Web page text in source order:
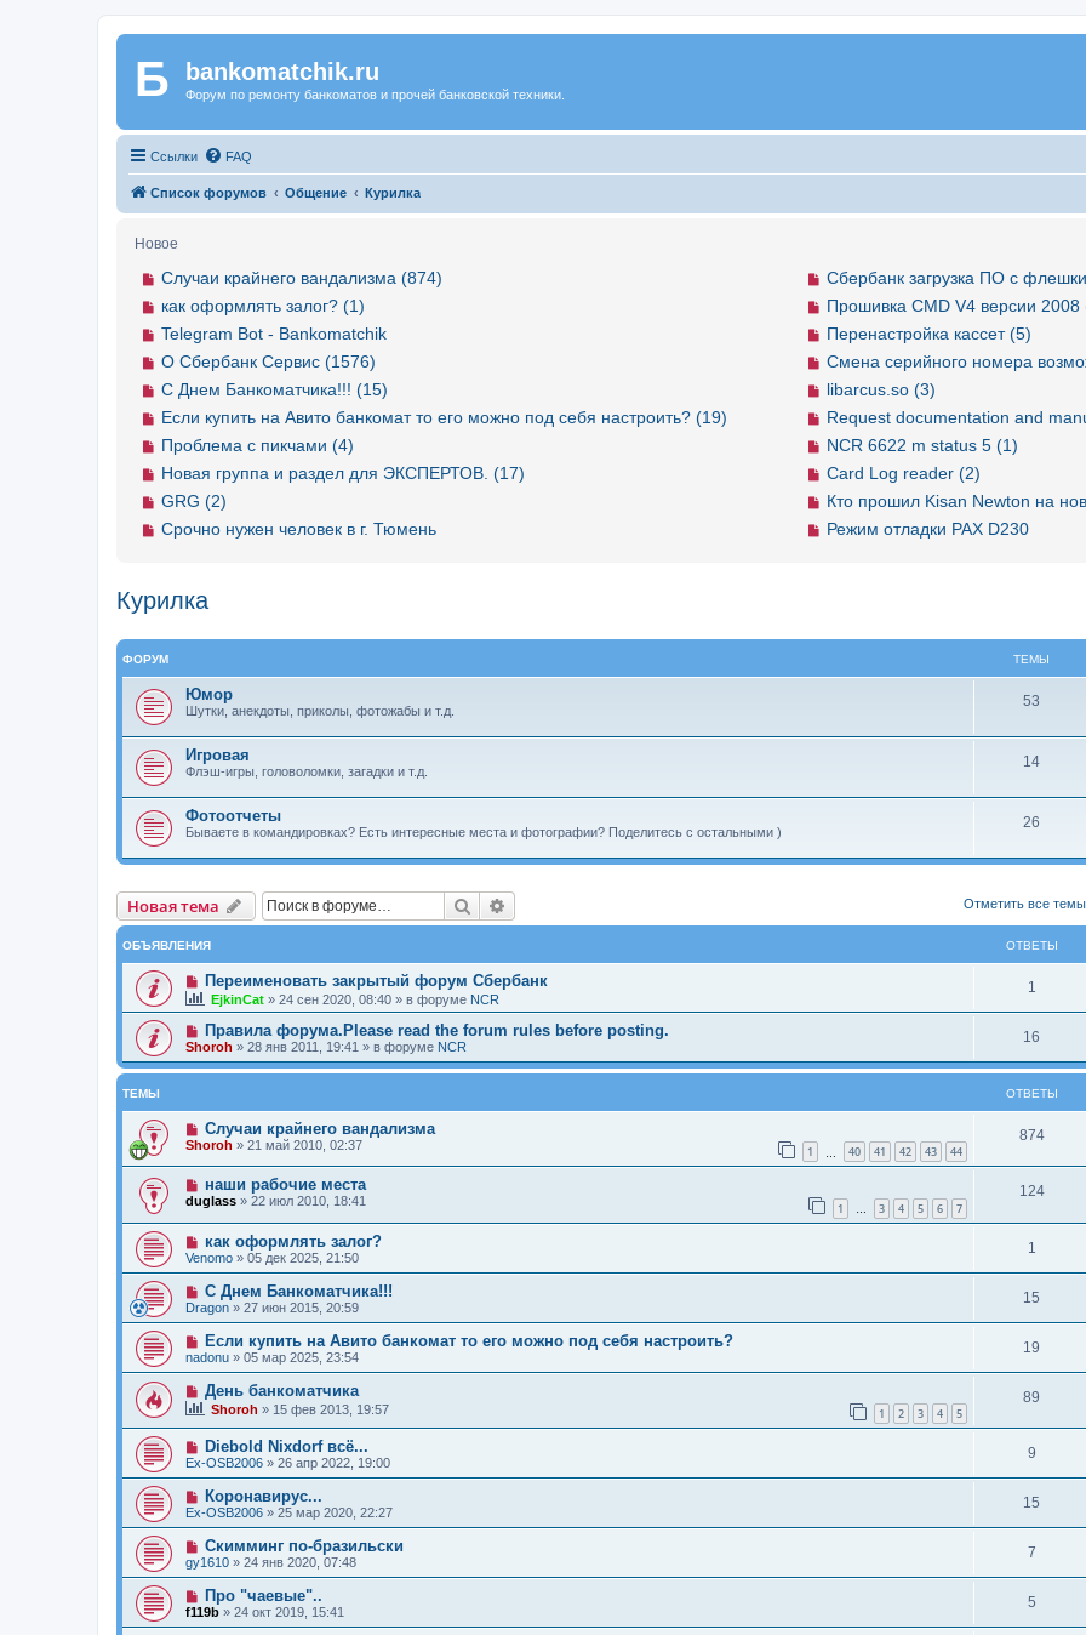
Регистрация
Б bankomatchik.ru
Форум по ремонту банкоматов и прочей банковской техники.
Ссылки FAQ
Список форумов Общение Курилка
Новое
Сбербанк загрузка ПО с
Прошивка CMD V4 версии 2008
Перенастройка кассет (5)
Смена серийного номера
libarcus.so (3)
Request documentation and
NCR 6622 m status 5 (1)
Card Log reader (2)
Кто прошил Kisan Newton на
Режим отладки PAX D230
Случаи крайнего вандализма (874)
как оформлять залог? (1)
Telegram Bot - Bankomatchik
О Сбербанк Сервис (1576)
С Днем Банкоматчика!!! (15)
Если купить на Авито банкомат то его можно под себя настроить? (19)
Проблема с пикчами (4)
Новая группа и раздел для ЭКСПЕРТОВ. (17)
GRG (2)
Срочно нужен человек в г. Тюмень
Курилка
ФОРУМ ТЕМЫ
Юмор
Шутки, анекдоты, приколы, фотожабы и т.д.
53
Игровая
Флэш-игры, головоломки, загадки и т.д.
14
Фотоотчеты
Бываете в командировках? Есть интересные места и фотографии? Поделитесь с остальными )
26
Новая тема
Новаятема Поиск Отметить все
ОБЪЯВЛЕНИЯ ОТВЕТЫ
Переименовать закрытый форум Сбербанк
EjkinCat » 24 сен 2020, 08:40 » в форуме NCR
1
Правила форума.Please read the forum rules before posting.
Shoroh » 28 янв 2011, 19:41 » в форуме NCR
16
ТЕМЫ ОТВЕТЫ
Случаи крайнего вандализма
Shoroh » 21 май 2010, 02:37 1 40 41 42 43 44
874
наши рабочие места
duglass » 22 июл 2010, 18:41 1 … 3 4 5 6 7
124
как оформлять залог?
Venomo » 05 дек 2025, 21:50
1
С Днем Банкоматчика!!!
Dragon » 27 июн 2015, 20:59
15
Если купить на Авито банкомат то его можно под себя настроить?
nadonu » 05 мар 2025, 23:54
19
День банкоматчика
Shoroh » 15 фев 2013, 19:57 1 2 3 4 5
89
Diebold Nixdorf всё...
Ex-OSB2006 » 26 апр 2022, 19:00
9
Коронавирус...
Ex-OSB2006 » 25 мар 2020, 22:27
15
Скимминг по-бразильски
gy1610 » 24 янв 2020, 07:48
7
Про "чаевые"..
f119b » 24 окт 2019, 15:41
5